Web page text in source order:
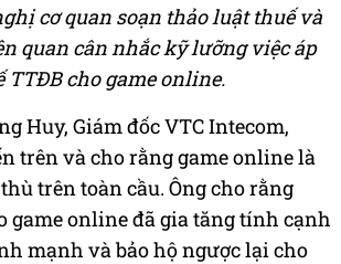
cơ quan soạn thảo luật thuế và
quan cân nhắc kỹ lưỡng việc áp
TTĐB cho game online.
Huy, Giám đốc VTC Intecom,
trên và cho rằng game online là
trên toàn cầu. Ông cho rằng
game online đã gia tăng tính cạnh
mạnh và bảo hộ ngược lại cho